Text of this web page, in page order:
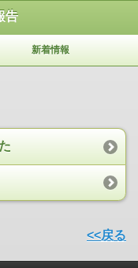
告
新着情報
<<戻る